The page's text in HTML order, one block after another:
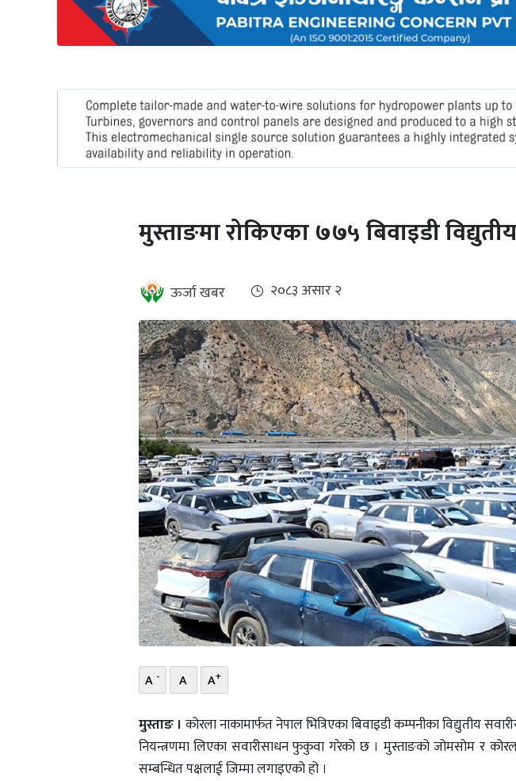
जलवायु
मुस्ताङमा रोकिएका ७७५ बिवाइडी
ऊर्जा खबर २०८३ असार २
A - A A+
मुस्ताङ । कोरला नाकामार्फत नेपाल भित्रिएका बिवाइडी कम्पनीका विद्युतीय
नियन्त्रणमा लिएका सवारीसाधन फुकुवा गरेको छ । मुस्ताङको जोमसोम र
सम्बन्धित पक्षलाई जिम्मा लगाइएको हो ।